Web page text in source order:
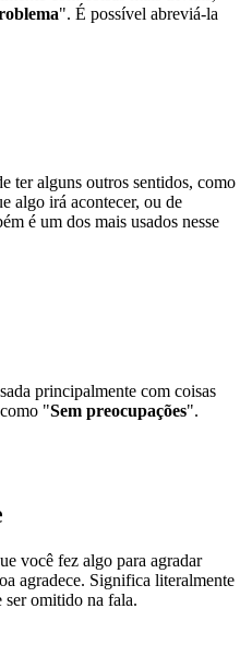
". É possível abreviá-la
ter alguns outros sentidos, como
algo irá acontecer, ou de
é um dos mais usados nesse
principalmente com coisas
"Sem preocupações".
você fez algo para agradar
agradece. Significa literalmente
ser omitido na fala.